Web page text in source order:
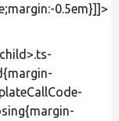
0.5em}]]>